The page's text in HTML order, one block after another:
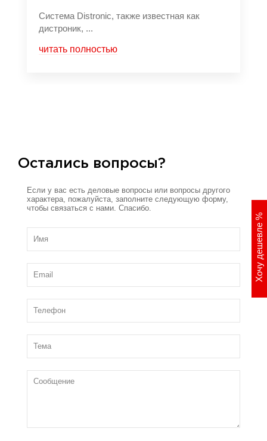
Хочу дешевле
%
Система Distronic, также известная как
дистроник, ...
читать полностью
Остались вопросы?
Если у вас есть деловые вопросы или вопросы другого
характера, пожалуйста, заполните следующую форму,
чтобы связаться с нами. Спасибо.